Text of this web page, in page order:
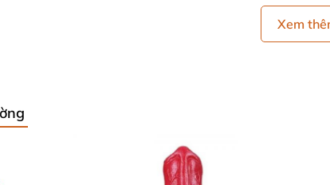
giúp cố định mạnh mẽ, mang lại sự thoải mái và
an toàn cho làn da nhạy cảm, không gây kích
Xem